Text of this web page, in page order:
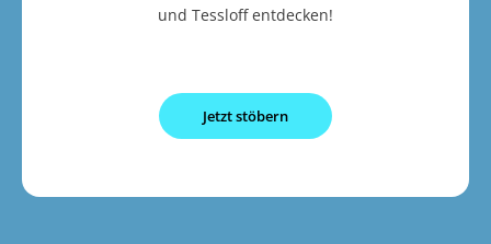
und Tessloff entdecken!
Jetzt stöbern